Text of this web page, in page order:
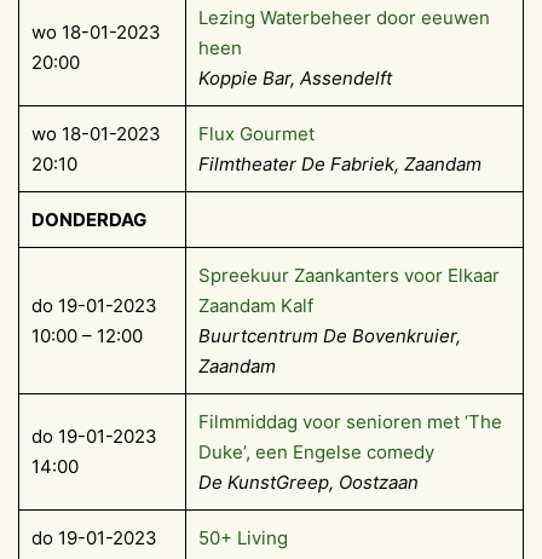
wo 18-01-2023
20:00
Lezing Waterbeheer door eeuwen
heen
Koppie Bar, Assendelft
wo 18-01-2023
20:10
Flux Gourmet
Filmtheater De Fabriek, Zaandam
DONDERDAG
do 19-01-2023
10:00 – 12:00
Spreekuur Zaankanters voor Elkaar
Zaandam Kalf
Buurtcentrum De Bovenkruier,
Zaandam
do 19-01-2023
14:00
Filmmiddag voor senioren met ‘The
Duke’, een Engelse comedy
De KunstGreep, Oostzaan
do 19-01-2023
50+ Living